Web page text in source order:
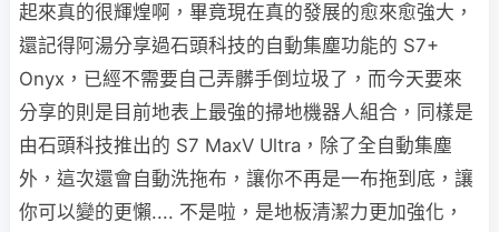
起來真的很輝煌啊，畢竟現在真的發展的愈來愈強大，
還記得阿湯分享過石頭科技的自動集塵功能的 S7+
Onyx，已經不需要自己弄髒手倒垃圾了，而今天要來
分享的則是目前地表上最強的掃地機器人組合，同樣是
由石頭科技推出的 S7 MaxV Ultra，除了全自動集塵
外，這次還會自動洗拖布，讓你不再是一布拖到底，讓
你可以變的更懶.... 不是啦，是地板清潔力更加強化，